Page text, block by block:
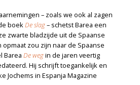
– zoals we ook al zagen
boekDe slag– schetst Barea een
zwarte bladzijde uit de Spaanse
zou zijn naar de Spaanse
Barea De wegin de jaren veertig
Hij schrijft toegankelijk en
Jochems in Espanja Magazine